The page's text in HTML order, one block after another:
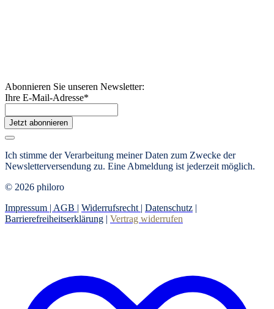
Abonnieren Sie unseren Newsletter:
Ihre E-Mail-Adresse*
Jetzt abonnieren
Ich stimme der Verarbeitung meiner Daten zum Zwecke der
Newsletterversendung zu. Eine Abmeldung ist jederzeit möglich.
© 2026 philoro
Impressum | AGB | Widerrufsrecht | Datenschutz |
Barrierefreiheitserklärung | Vertrag widerrufen